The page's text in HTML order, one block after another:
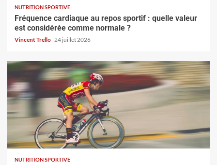
NUTRITION SPORTIVE
Fréquence cardiaque au repos sportif : quelle valeur
est considérée comme normale ?
Vincent Trello 24 juillet 2026
NUTRITION SPORTIVE